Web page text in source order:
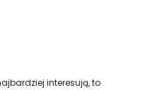
interesują, to